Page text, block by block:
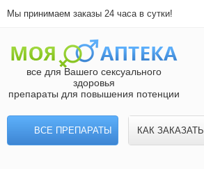
Мы принимаем заказы 24 часа в сутки!
все для Вашего сексуального
здоровья
препараты для повышения потенции
ВСЕ ПРЕПАРАТЫ КАК ЗАКАЗАТЬ